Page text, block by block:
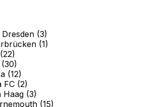
(3)
(1)
(22)
(30)
(12)
FC (2)
Haag (3)
(15)